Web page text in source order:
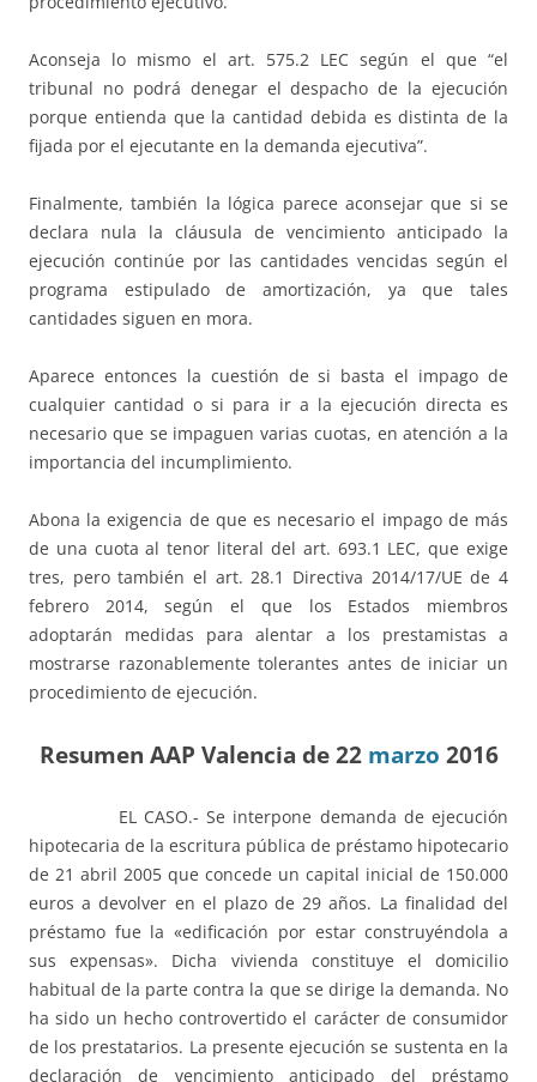
Aconseja lo mismo el art. 575.2 LEC según el que “el
tribunal no podrá denegar el despacho de la ejecución
porque entienda que la cantidad debida es distinta de la
fijada por el ejecutante en la demanda ejecutiva”.
Finalmente, también la lógica parece aconsejar que si se
declara nula la cláusula de vencimiento anticipado la
ejecución continúe por las cantidades vencidas según el
programa estipulado de amortización, ya que tales
cantidades siguen en mora.
Aparece entonces la cuestión de si basta el impago de
cualquier cantidad o si para ir a la ejecución directa es
necesario que se impaguen varias cuotas, en atención a la
importancia del incumplimiento.
Abona la exigencia de que es necesario el impago de más
de una cuota al tenor literal del art. 693.1 LEC, que exige
tres, pero también el art. 28.1 Directiva 2014/17/UE de 4
febrero 2014, según el que los Estados miembros
adoptarán medidas para alentar a los prestamistas a
mostrarse razonablemente tolerantes antes de iniciar un
procedimiento de ejecución.
Resumen AAP Valencia de 22 marzo 2016
EL CASO.- Se interpone demanda de ejecución
hipotecaria de la escritura pública de préstamo hipotecario
de 21 abril 2005 que concede un capital inicial de 150.000
euros a devolver en el plazo de 29 años. La finalidad del
préstamo fue la «edificación por estar construyéndola a
sus expensas». Dicha vivienda constituye el domicilio
habitual de la parte contra la que se dirige la demanda. No
ha sido un hecho controvertido el carácter de consumidor
de los prestatarios. La presente ejecución se sustenta en la
declaración de vencimiento anticipado del préstamo